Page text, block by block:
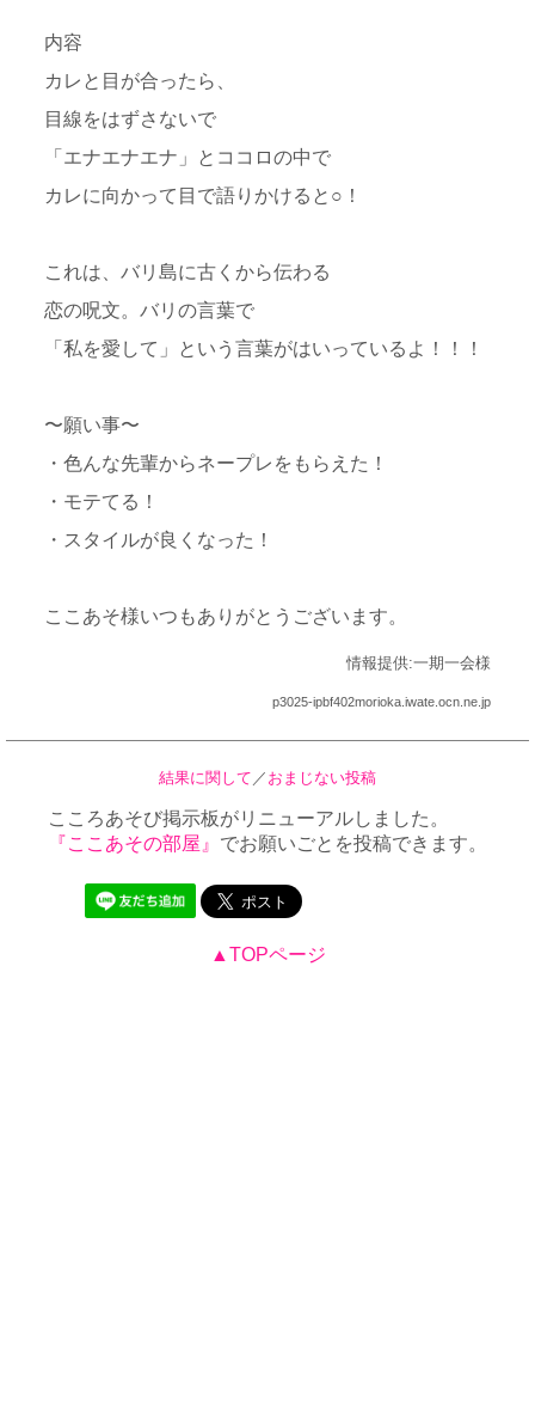
内容
カレと目が合ったら、
目線をはずさないで
「エナエナエナ」とココロの中で
カレに向かって目で語りかけると○！
これは、バリ島に古くから伝わる
恋の呪文。バリの言葉で
「私を愛して」という言葉がはいっているよ！！！
〜願い事〜
・色んな先輩からネープレをもらえた！
・モテてる！
・スタイルが良くなった！
ここあそ様いつもありがとうございます。
情報提供:一期一会様
p3025-ipbf402morioka.iwate.ocn.ne.jp
結果に関して ／ おまじない投稿
こころあそび掲示板がリニューアルしました。
『ここあその部屋』 でお願いごとを投稿できます。
▲TOPページ